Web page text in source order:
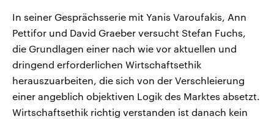
In seiner Gesprächsserie mit Yanis Varoufakis, Ann
Pettifor und David Graeber versucht Stefan Fuchs,
die Grundlagen einer nach wie vor aktuellen und
dringend erforderlichen Wirtschaftsethik
herauszuarbeiten, die sich von der Verschleierung
einer angeblich objektiven Logik des Marktes absetzt.
Wirtschaftsethik richtig verstanden ist danach kein